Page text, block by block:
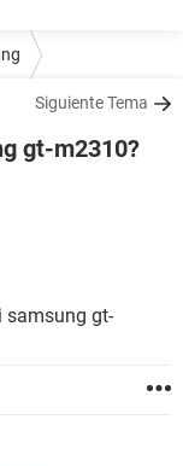
Siguiente Tema
gt-m2310?
samsung gt-